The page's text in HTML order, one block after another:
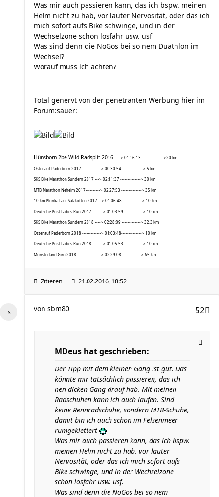
Was mir auch passieren kann, das ich bspw. meinen
Helm nicht zu hab, vor lauter Nervosität, oder das ich
mich sofort aufs Bike schwinge, und in der
Wechselzone schon losfahr usw. usf.
Was sind denn die NoGos bei so nem Duathlon im
Wechsel?
Worauf muss ich achten?
Total genervt von der penetranten Werbung hier im
Forum:sauer:
Hünsborn 2be Wild Radsplit 2016 ----> 01:16:13 --------------->20 km
Osterlauf Paderborn 2017 -------------> 00:30:54---------------> 5 km
SKS Bike Marathon Sundern 2017 ---> 02:11:37 --------------> 30 km
MTB Marathon Neheim 2017----------> 02:27:53 --------------> 35 km
10 km Plonka Lauf Salzkotten 2017---> 01:06:48--------------> 10 km
Deutsche Post Ladies Run 2017--------> 01:03:59 -------------> 10 km
SKS Bike Marathon Sundern 2018 ----> 02:28:09 -------------> 32.3 km
Osterlauf Paderborn 2018 -------------> 01:03:48--------------> 10 km
Deutsche Post Ladies Run 2018--------> 01:05:53 -------------> 10 km
Münsterland Giro 2018-----------------> 02:29:08 -------------> 65 km
Zitieren 21.02.2016, 18:52
52
von sbm80
MDeus hat geschrieben:
Der Tipp mit dem kleinen Gang ist gut. Das
könnte mir tatsächlich passieren, das ich
nen dicken Gang drauf hab. Mit meinen
Radschuhen kann ich auch laufen. Sind
keine Rennradschuhe, sondern MTB-Schuhe,
damit bin ich auch schon im Felsenmeer
rumgeklettert
Was mir auch passieren kann, das ich bspw.
meinen Helm nicht zu hab, vor lauter
Nervosität, oder das ich mich sofort aufs
Bike schwinge, und in der Wechselzone
schon losfahr usw. usf.
Was sind denn die NoGos bei so nem